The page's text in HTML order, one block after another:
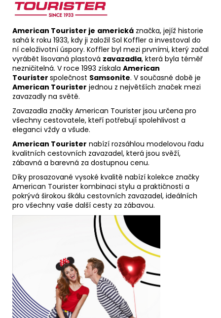
American Tourister je americká značka, jejíž historie
sahá k roku 1933, kdy ji založil Sol Koffler a investoval do
ní celoživotní úspory. Koffler byl mezi prvními, který začal
vyrábět lisovaná plastová zavazadla, která byla téměř
nezničitelná. V roce 1993 získala American
Tourister společnost Samsonite. V současné době je
American Tourister jednou z největších značek mezi
zavazadly na světě.
Zavazadla značky American Tourister jsou určena pro
všechny cestovatele, kteří potřebují spolehlivost a
eleganci vždy a všude.
American Tourister nabízí rozsáhlou modelovou řadu
kvalitních cestovních zavazadel, která jsou svěží,
zábavná a barevná za dostupnou cenu.
Díky prosazované vysoké kvalitě nabízí kolekce značky
American Tourister kombinaci stylu a praktičnosti a
pokrývá širokou škálu cestovních zavazadel, ideálních
pro všechny vaše další cesty za zábavou.